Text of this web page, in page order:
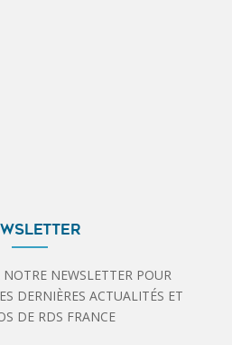
NEWSLETTER POUR
DERNIÈRES ACTUALITÉS ET
DE RDS FRANCE